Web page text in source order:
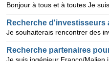
Recherche d'investisseurs